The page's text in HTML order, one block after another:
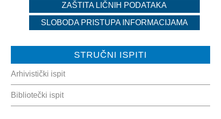
ZAŠTITA LIČNIH PODATAKA
SLOBODA PRISTUPA INFORMACIJAMA
STRUČNI ISPITI
Arhivistički ispit
Bibliotečki ispit
OSTALO
SPORTSKI SAVEZI
DOKUMENTI